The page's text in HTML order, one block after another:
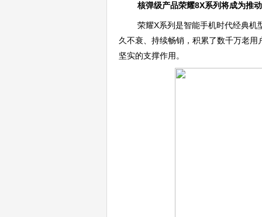
核弹级产品荣耀8X系列将成为推
荣耀X系列是智能手机时代经典机
久不衰、持续畅销，积累了数千万老
坚实的支撑作用。